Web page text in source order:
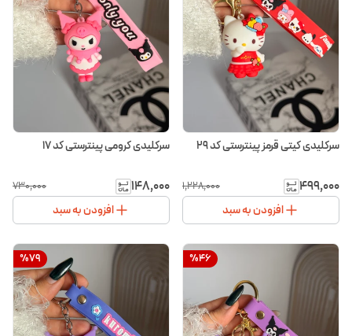
سرکلیدی کیتی قرمز پینترستی کد ۲۹
۴۹۹٬۰۰۰ ۱٬۲۲۸٬۰۰۰
افزودن به سبد
سرکلیدی کرومی پینترستی کد ۱۷
۱۴۸٬۰۰۰ ۷۳۰٬۰۰۰
افزودن به سبد
%46
%79